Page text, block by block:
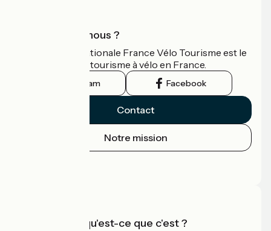
Qui sommes-nous ?
L'association nationale France Vélo Tourisme est le
guide officiel du tourisme à vélo en France.
Instagram Facebook
Contact
Notre mission
Accueil Vélo qu'est-ce que c'est ?